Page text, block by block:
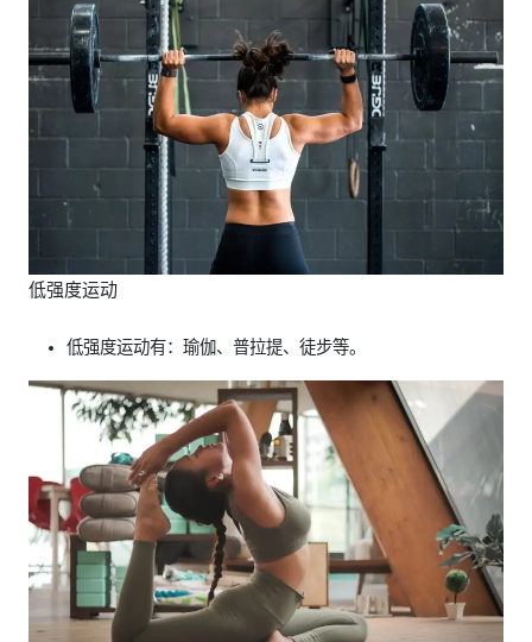
低强度运动
低强度运动有：瑜伽、普拉提、徒步等。